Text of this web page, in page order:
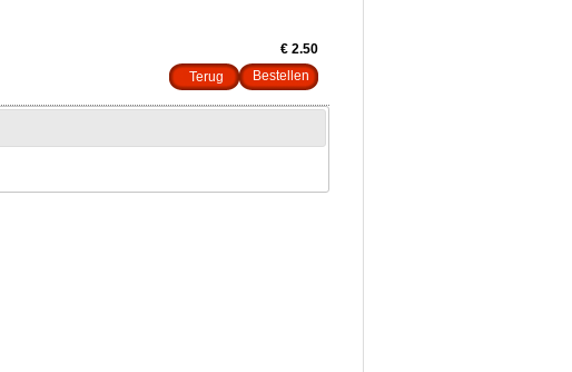
€ 2.50
Terug